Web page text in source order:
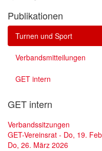
Publikationen
Turnen und Sport
Verbandsmitteilungen
GET intern
GET intern
Verbandssitzungen
GET-Vereinsrat - Do, 19.
Do, 26. März 2026